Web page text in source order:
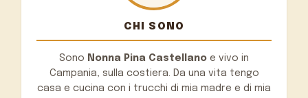
CHI SONO
Sono Nonna Pina Castellano e vivo in
Campania, sulla costiera. Da una vita tengo
casa e cucina con i trucchi di mia madre e di mia